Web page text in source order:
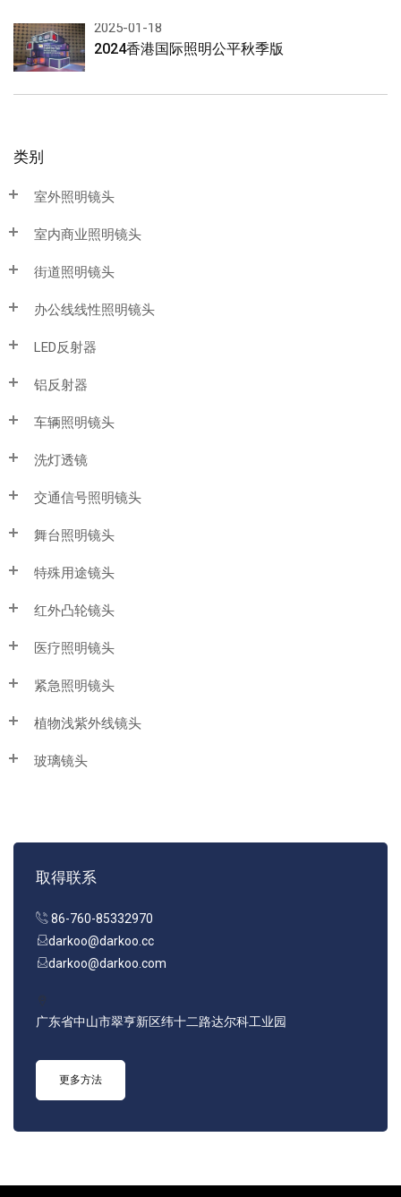
2025-01-18
2024香港国际照明公平秋季版
类别
室外照明镜头
室内商业照明镜头
街道照明镜头
办公线线性照明镜头
LED反射器
铝反射器
车辆照明镜头
洗灯透镜
交通信号照明镜头
舞台照明镜头
特殊用途镜头
红外凸轮镜头
医疗照明镜头
紧急照明镜头
植物浅紫外线镜头
玻璃镜头
取得联系
86-760-85332970
darkoo@darkoo.cc
darkoo@darkoo.com
广东省中山市翠亨新区纬十二路达尔科工业园
更多方法